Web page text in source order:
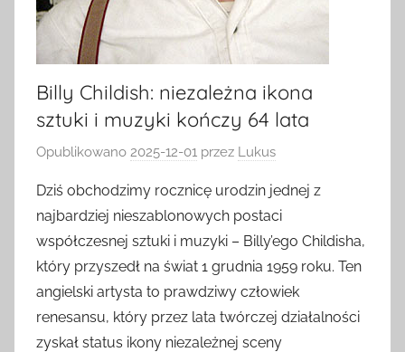
Billy Childish: niezależna ikona
sztuki i muzyki kończy 64 lata
Opublikowano 2025-12-01 przez Lukus
Dziś obchodzimy rocznicę urodzin jednej z
najbardziej nieszablonowych postaci
współczesnej sztuki i muzyki – Billy’ego Childisha,
który przyszedł na świat 1 grudnia 1959 roku. Ten
angielski artysta to prawdziwy człowiek
renesansu, który przez lata twórczej działalności
zyskał status ikony niezależnej sceny